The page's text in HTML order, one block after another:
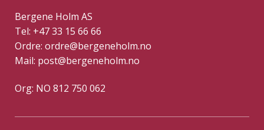
Bergene Holm AS
Tel: +47 33 15 66 66
Ordre: ordre@bergeneholm.no
Mail: post@bergeneholm.no
Org: NO 812 750 062